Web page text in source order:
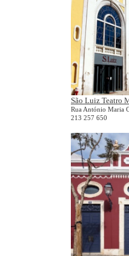
São Luiz Teatro
Rua António Maria
213 257 650